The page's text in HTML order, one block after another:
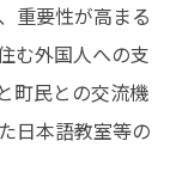
重要性が高まる
む外国人への支
町民との交流機
日本語教室等の